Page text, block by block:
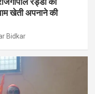
खेती अपनाने की
Bidkar